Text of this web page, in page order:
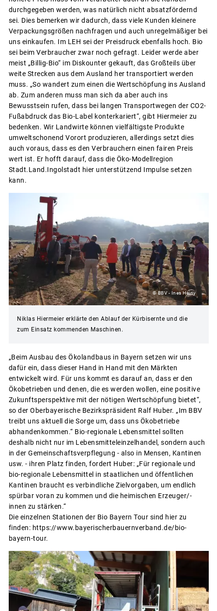
durchgegeben werden, was natürlich nicht absatzfördernd
sei. Dies bemerken wir dadurch, dass viele Kunden kleinere
Verpackungsgrößen nachfragen und auch unregelmäßiger bei
uns einkaufen. Im LEH sei der Preisdruck ebenfalls hoch. Bio
sei beim Verbraucher zwar noch gefragt. Leider werde aber
meist „Billig-Bio“ im Diskounter gekauft, das Großteils über
weite Strecken aus dem Ausland her transportiert werden
muss. „So wandert zum einen die Wertschöpfung ins Ausland
ab. Zum anderen muss man sich da aber auch ins
Bewusstsein rufen, dass bei langen Transportwegen der CO2-
Fußabdruck das Bio-Label konterkariert“, gibt Hiermeier zu
bedenken. Wir Landwirte können vielfältigste Produkte
umweltschonend Vorort produzieren, allerdings setzt dies
auch voraus, dass es den Verbrauchern einen fairen Preis
wert ist. Er hofft darauf, dass die Öko-Modellregion
Stadt.Land.Ingolstadt hier unterstützend Impulse setzen
kann.
© BBV - Ines Heiny
Niklas Hiermeier erklärte den Ablauf der Kürbisernte und die
zum Einsatz kommenden Maschinen.
„Beim Ausbau des Ökolandbaus in Bayern setzen wir uns
dafür ein, dass dieser Hand in Hand mit den Märkten
entwickelt wird. Für uns kommt es darauf an, dass er den
Ökobetrieben und denen, die es werden wollen, eine positive
Zukunftsperspektive mit der nötigen Wertschöpfung bietet“,
so der Oberbayerische Bezirkspräsident Ralf Huber. „Im BBV
treibt uns aktuell die Sorge um, dass uns Ökobetriebe
abhandenkommen.“ Bio-regionale Lebensmittel sollten
deshalb nicht nur im Lebensmitteleinzelhandel, sondern auch
in der Gemeinschaftsverpflegung - also in Mensen, Kantinen
usw. - ihren Platz finden, fordert Huber: „Für regionale und
bio-regionale Lebensmittel in staatlichen und öffentlichen
Kantinen braucht es verbindliche Zielvorgaben, um endlich
spürbar voran zu kommen und die heimischen Erzeuger/-
innen zu stärken.“
Die einzelnen Stationen der Bio Bayern Tour sind hier zu
finden: https://www.bayerischerbauernverband.de/bio-
bayern-tour.